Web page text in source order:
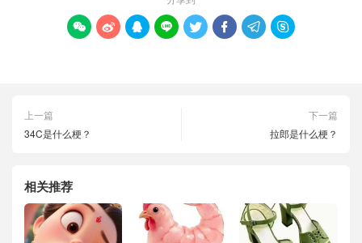
       
上一篇
34C是什么梗？
下一篇
拉郎是什么梗？
相关推荐